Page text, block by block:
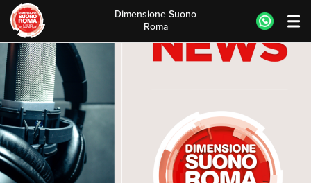
Skip
to
content
Dimensione Suono
Roma